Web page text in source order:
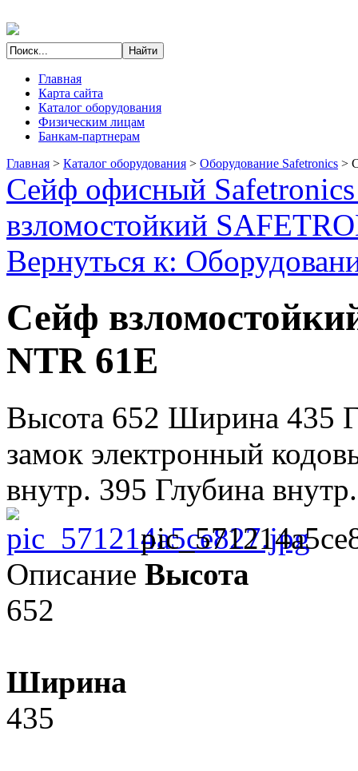
Главная
Карта сайта
Каталог оборудования
Физическим лицам
Банкам-партнерам
Главная > Каталог оборудования > Оборудование Safetronics >
Сейф офисный
взломостойкий
Вернуться к:
Сейф
NTR 61E
Высота 652 Ширина 435
замок электронный
внутр. 395 Глубина
Описание Высота
652
Ширина
435